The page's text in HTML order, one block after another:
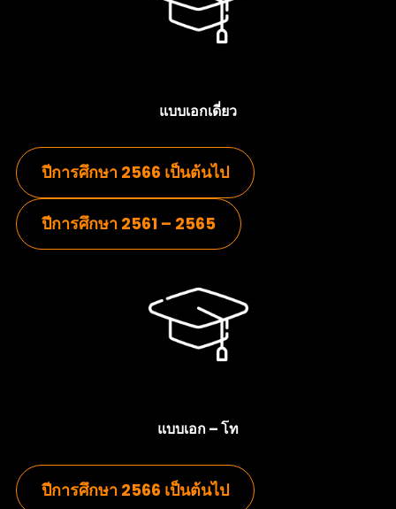
แบบเอกเดี่ยว
ปีการศึกษา 2566 เป็นต้นไป
ปีการศึกษา 2561 – 2565
แบบเอก – โท
ปีการศึกษา 2566 เป็นต้นไป